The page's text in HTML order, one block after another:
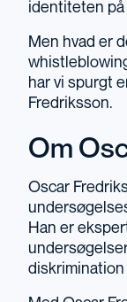
identiteten
Men hvad er
har vi spurgt
Fredriksson.
Om
Oscar
Han er